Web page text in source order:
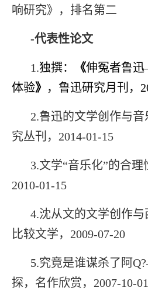
响研究》，排名第二
-代表性论文
1.独撰： 《伸冤者鲁
体验》 ， 鲁迅研究月刊 ，
2.鲁迅的文学创作与音
究丛刊，2014-01-15
3.文学“音乐化”的合理
2010-01-15
4.沈从文的文学创作
比较文学，2009-07-20
5.究竟是谁谋杀了阿
探，名作欣赏，2007-10-01